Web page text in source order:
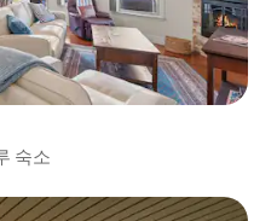
숙소